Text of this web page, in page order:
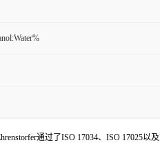
通过了ISO 17034、ISO